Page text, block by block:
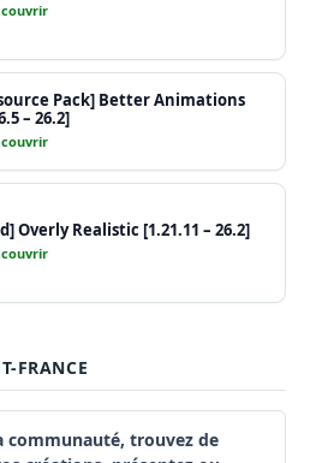
Pack] Better Animations
– 26.2]
Overly Realistic [1.21.11 – 26.2]
FRANCE
communauté, trouvez de